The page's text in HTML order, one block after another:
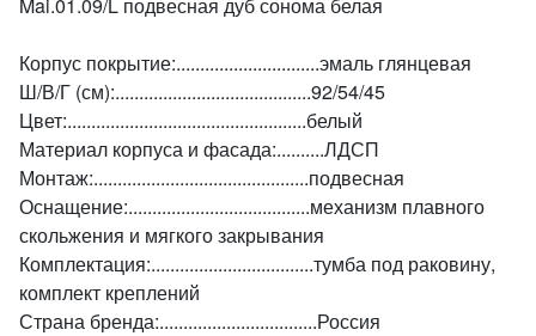
Корпус покрытие:..............................эмаль глянцевая
Ш/В/Г (см):.........................................92/54/45
Цвет:..................................................белый
Материал корпуса и фасада:..........ЛДСП
Монтаж:.............................................подвесная
Оснащение:......................................механизм плавного
скольжения и мягкого закрывания
Комплектация:..................................тумба под раковину,
комплект креплений
Страна бренда:.................................Россия